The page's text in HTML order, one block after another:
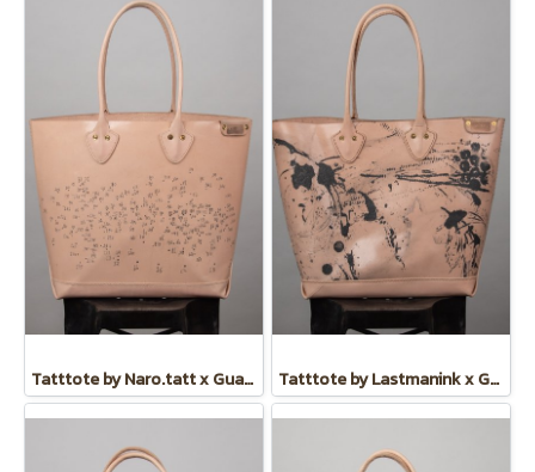
Tatttote by Naro.tatt x Guate Tatttote by Lastmanink x Guate